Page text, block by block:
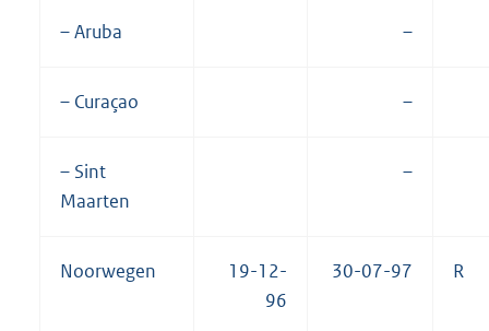
– Aruba –
– Curaçao –
– Sint
Maarten
–
Noorwegen
19-12-
96
30-07-97 R